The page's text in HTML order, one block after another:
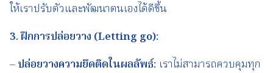
ให้เราปรับตัวและพัฒนาตนเองได้ดีขึ้น
3.ฝึกการปล่อยวาง (Letting go):
–ปล่อยวางความยึดติดในผลลัพธ์: เราไม่สามารถควบคุมทุก